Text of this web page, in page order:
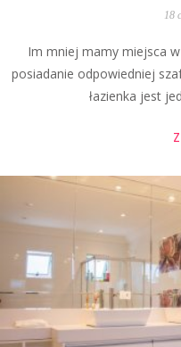
18
Im mniej mamy miejsca
posiadanie odpowiedniej
łazienka jest